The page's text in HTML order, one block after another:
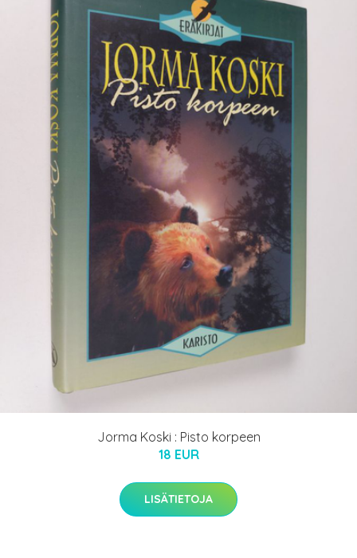
Jorma Koski : Pisto korpeen
18 EUR
LISÄTIETOJA